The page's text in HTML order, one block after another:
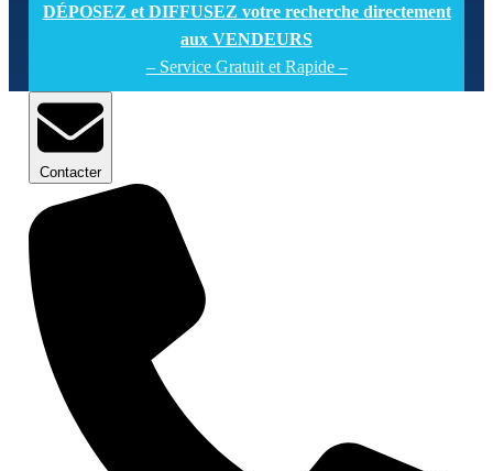
DÉPOSEZ et DIFFUSEZ votre recherche directement
aux VENDEURS
– Service Gratuit et Rapide –
Contacter